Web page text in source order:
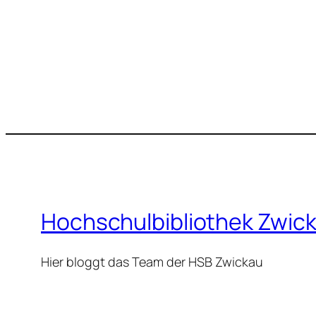
Hochschulbibliothek
Hier bloggt das Team der HSB Zwickau